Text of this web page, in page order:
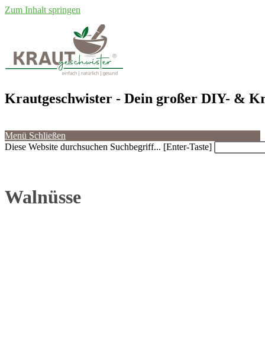
Zum Inhalt springen
Krautgeschwister - Dein großer DIY- &
Menü Schließen
Diese Website durchsuchen Suchbegriff... [Enter-Taste]
Walnüsse